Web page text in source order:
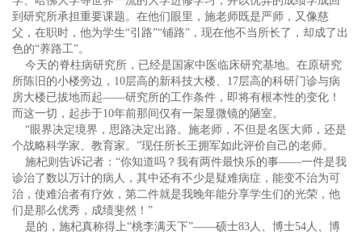
到研究所承担重要课题。在他们眼里，施老师既是严师，又像慈
父，在职时，他为学生“引路”“铺路”，现在他不当所长了，却成了出
色的“养路工”。
今天的脊柱病研究所，已经是国家中医临床研究基地。在原研究
所陈旧的小楼旁边，10层高的新科技大楼、17层高的科研门诊与病
房大楼已拔地而起——研究所的工作条件，即将有根本性的变化！
而这一切，起步于10年前那间仅有一架显微镜的陋室。
“眼界决定境界，思路决定出路。施老师，不但是名医大师，还是
个战略科学家、教育家。”现任所长王拥军如此评价自己的老师。
施杞则告诉记者：“你知道吗？我有两件最快乐的事——一件是我
诊治了数以万计的病人，其中还有不少是疑难病症，能变不治为可
治，使难治者有疗效，第二件就是我晚年能分享学生们的光荣，他
们是那么优秀，成绩斐然！”
是的，施杞真称得上“桃李满天下”——硕士83人、博士54人、博